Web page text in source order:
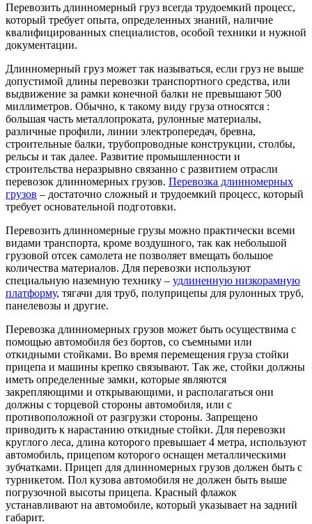
Перевозить длинномерный груз всегда трудоемкий процесс,
который требует опыта, определенных знаний, наличие
квалифицированных специалистов, особой техники и нужной
документации.
Длинномерный груз может так называться, если груз не выше
допустимой длины перевозки транспортного средства, или
выдвижение за рамки конечной балки не превышают 500
миллиметров. Обычно, к такому виду груза относятся :
большая часть металлопроката, рулонные материалы,
различные профили, линии электропередач, бревна,
строительные балки, трубопроводные конструкции, столбы,
рельсы и так далее. Развитие промышленности и
строительства неразрывно связанно с развитием отрасли
перевозок длинномерных грузов. Перевозка длинномерных
грузов – достаточно сложный и трудоемкий процесс, который
требует основательной подготовки.
Перевозить длинномерные грузы можно практически всеми
видами транспорта, кроме воздушного, так как небольшой
грузовой отсек самолета не позволяет вмещать большое
количества материалов. Для перевозки используют
специальную наземную технику – удлиненную низкорамную
платформу, тягачи для труб, полуприцепы для рулонных труб,
панелевозы и другие.
Перевозка длинномерных грузов может быть осуществима с
помощью автомобиля без бортов, со съемными или
откидными стойками. Во время перемещения груза стойки
прицепа и машины крепко связывают. Так же, стойки должны
иметь определенные замки, которые являются
закрепляющими и открывающими, и располагаться они
должны с торцевой стороны автомобиля, или с
противоположной от разгрузки стороны. Запрещено
приводить к нарастанию откидные стойки. Для перевозки
круглого леса, длина которого превышает 4 метра, используют
автомобиль, прицепом которого оснащен металлическими
зубчатками. Прицеп для длинномерных грузов должен быть с
турникетом. Пол кузова автомобиля не должен быть выше
погрузочной высоты прицепа. Красный флажок
устанавливают на автомобиле, который указывает на задний
габарит.